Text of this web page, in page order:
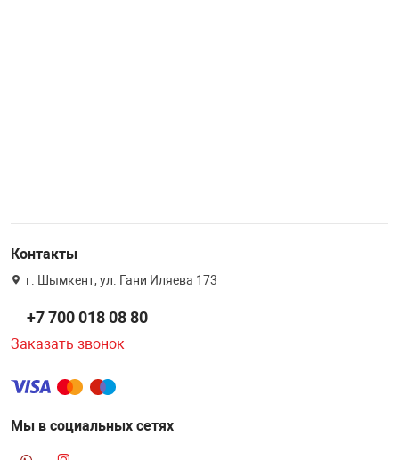
Контакты
г. Шымкент, ул. Гани Иляева 173
+7 700 018 08 80
Заказать звонок
Мы в социальных сетях